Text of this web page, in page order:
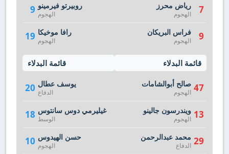
9 روبيرتو فيرمينو
الهجوم
19 رافا موخيكا
الهجوم
قائمة البدلاء
20 يوسف عطال
الدفاع
18 غيليرمي دوس سانتوس
الوسط
10 حسن الهيدوس‎
الهجوم
7 رياض محرز
الهجوم
9 فراس البريكان
الهجوم
قائمة البدلاء
47 صالح أبوالشامات
الهجوم
13 ويندرسون جالينو
الهجوم
29 محمد عبدالرحمن
الدفاع